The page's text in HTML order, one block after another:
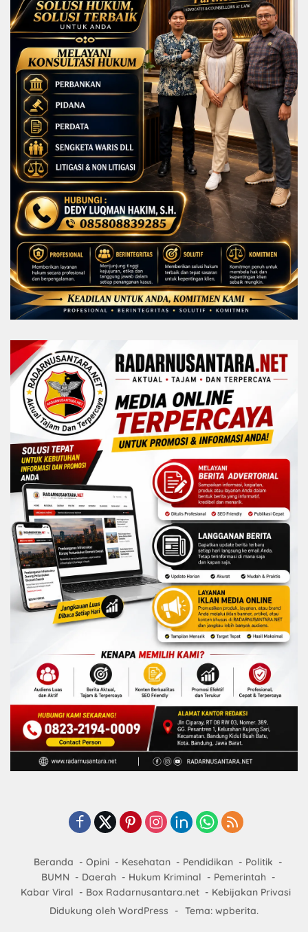
Beranda Opini Kesehatan Pendidikan
Politik
BUMN
Daerah Hukum Kriminal
Pemerintah
Kabar Viral
Box Radarnusantara.net
Kebijakan Privasi
Didukung oleh WordPress
- Tema: wpberita.